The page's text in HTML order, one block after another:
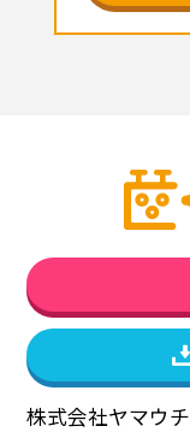
株式会社ヤマウチ